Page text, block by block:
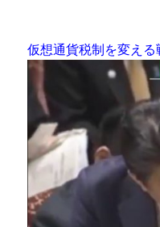
仮想通貨税制を変え